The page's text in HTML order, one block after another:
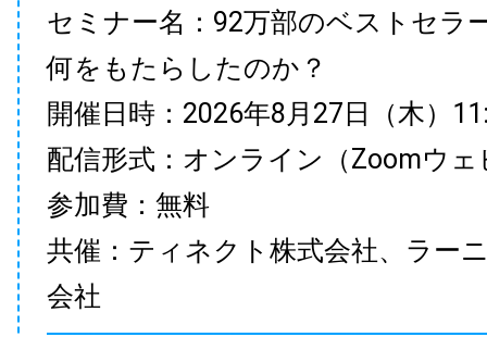
セミナー名：92万部のベストセラ
何をもたらしたのか？
開催日時：2026年8月27日（木）
配信形式：オンライン（Zoomウェ
参加費：無料
共催：ティネクト株式会社、ラー
会社